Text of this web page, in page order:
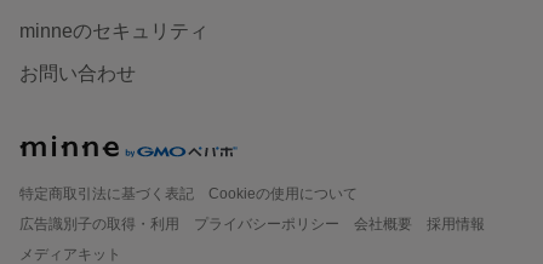
minneのセキュリティ
お問い合わせ
特定商取引法に基づく表記
Cookieの使用について
広告識別子の取得・利用
プライバシーポリシー 会社概要
採用情報
メディアキット